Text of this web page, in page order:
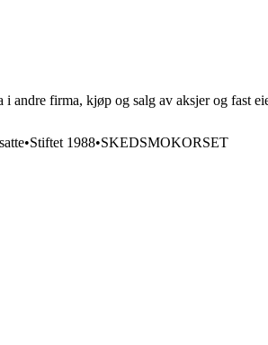
andre firma, kjøp og salg av aksjer og fast
•Stiftet 1988•SKEDSMOKORSET